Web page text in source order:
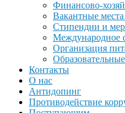
Финансово-
Вакантные
Стипендии и
Международное
Организация
Контакты
О нас
Антидопинг
Противодействие